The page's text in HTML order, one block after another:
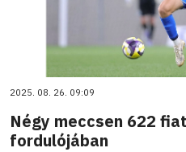
2025. 08. 26. 09:09
Négy meccsen 622
fordulójában